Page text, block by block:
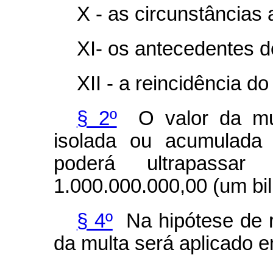
X - as circunstâncias
XI- os antecedentes
XII - a reincidência
§ 2ºO valor da
isolada ou
poderá
1.000.000.000,00 (um
§ 4ºNa hipótese de
da multa será aplicado